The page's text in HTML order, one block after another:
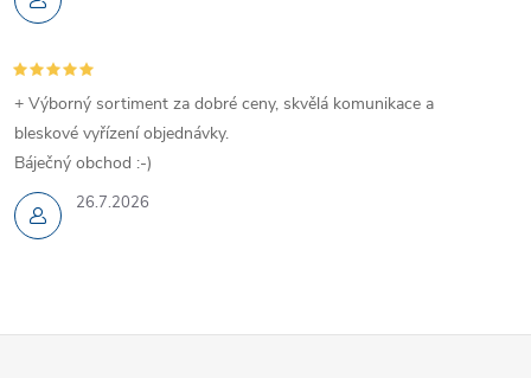
26.7.2026
+ Výborný sortiment za dobré ceny, skvělá komunikace a
bleskové vyřízení objednávky.
Báječný obchod :-)